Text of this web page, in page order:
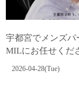
宇都宮でメンズパ
MILにお任せくだ
2026-04-28(Tue)